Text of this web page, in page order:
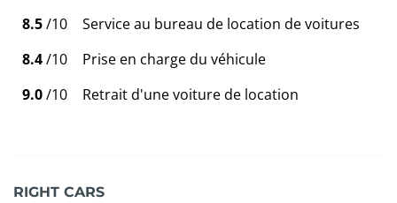
8.5/10
Service au bureau de location de voitures
8.4/10
Prise en charge du véhicule
9.0/10 Retrait d'une voiture de location
RIGHT CARS